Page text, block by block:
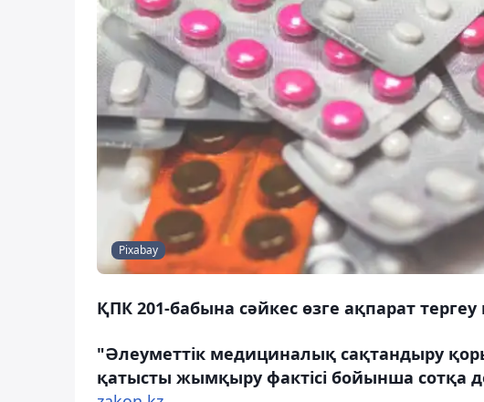
Pixabay
ҚПК 201-бабына сәйкес өзге ақпарат
"Әлеуметтік медициналық сақтандыру
қатысты жымқыру фактісі бойынша сотқа